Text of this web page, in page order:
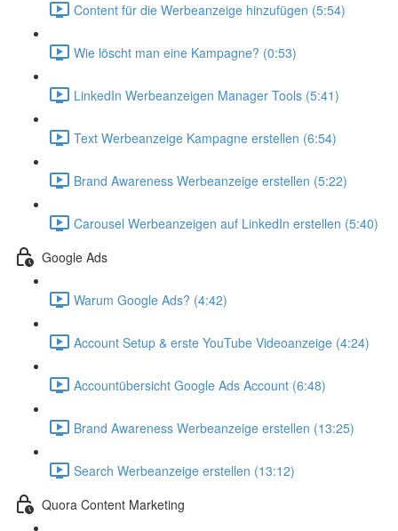
Content für die Werbeanzeige hinzufügen (5:54)
Wie löscht man eine Kampagne? (0:53)
LinkedIn Werbeanzeigen Manager Tools (5:41)
Text Werbeanzeige Kampagne erstellen (6:54)
Brand Awareness Werbeanzeige erstellen (5:22)
Carousel Werbeanzeigen auf LinkedIn erstellen (5:40)
Google Ads
Warum Google Ads? (4:42)
Account Setup & erste YouTube Videoanzeige (4:24)
Accountübersicht Google Ads Account (6:48)
Brand Awareness Werbeanzeige erstellen (13:25)
Search Werbeanzeige erstellen (13:12)
Quora Content Marketing